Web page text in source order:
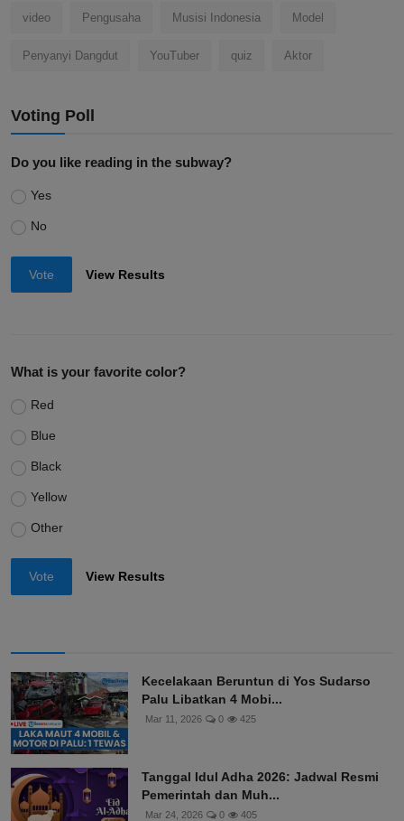
video Pengusaha Musisi Indonesia Model
Penyanyi Dangdut YouTuber quiz Aktor
Voting Poll
Do you like reading in the subway?
Yes
No
Vote View Results
What is your favorite color?
Red
Blue
Black
Yellow
Other
Vote View Results
Kecelakaan Beruntun di Yos Sudarso
Palu Libatkan 4 Mobi...
Mar 11, 2026 0 425
Tanggal Idul Adha 2026: Jadwal Resmi
Pemerintah dan Muh...
Mar 24, 2026 0 405